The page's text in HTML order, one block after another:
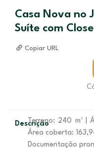
Casa Nova no
Suíte com
Copiar URL
Descrição
Terreno: 240 m² |
Área coberta:
Documentação